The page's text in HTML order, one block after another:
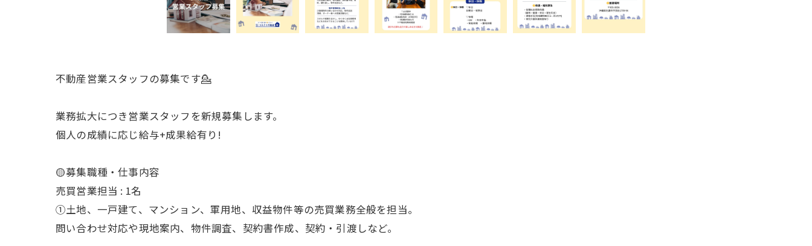
不動産営業スタッフの募集です💁
業務拡大につき営業スタッフを新規募集します。
個人の成績に応じ給与+成果給有り!
🟡募集職種・仕事内容
売買営業担当 : 1名
①土地、一戸建て、マンション、軍用地、収益物件等の売買業務全般を担当。
問い合わせ対応や現地案内、物件調査、契約書作成、契約・引渡しなど。